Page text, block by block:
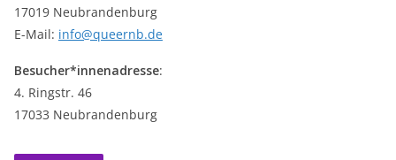
17019 Neubrandenburg
E-Mail: info@queernb.de
Besucher*innenadresse:
4. Ringstr. 46
17033 Neubrandenburg